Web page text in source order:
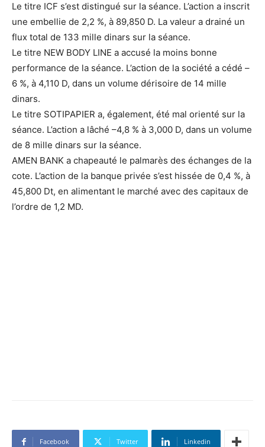
Le titre ICF s’est distingué sur la séance. L’action a inscrit
une embellie de 2,2 %, à 89,850 D. La valeur a drainé un
flux total de 133 mille dinars sur la séance.
Le titre NEW BODY LINE a accusé la moins bonne
performance de la séance. L’action de la société a cédé –
6 %, à 4,110 D, dans un volume dérisoire de 14 mille
dinars.
Le titre SOTIPAPIER a, également, été mal orienté sur la
séance. L’action a lâché –4,8 % à 3,000 D, dans un volume
de 8 mille dinars sur la séance.
AMEN BANK a chapeauté le palmarès des échanges de la
cote. L’action de la banque privée s’est hissée de 0,4 %, à
45,800 Dt, en alimentant le marché avec des capitaux de
l’ordre de 1,2 MD.
Facebook Twitter Linkedin